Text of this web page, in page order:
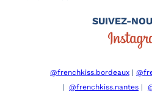
SUIVEZ-
@frenchkiss.bordeaux |
| @frenchkiss.nantes |